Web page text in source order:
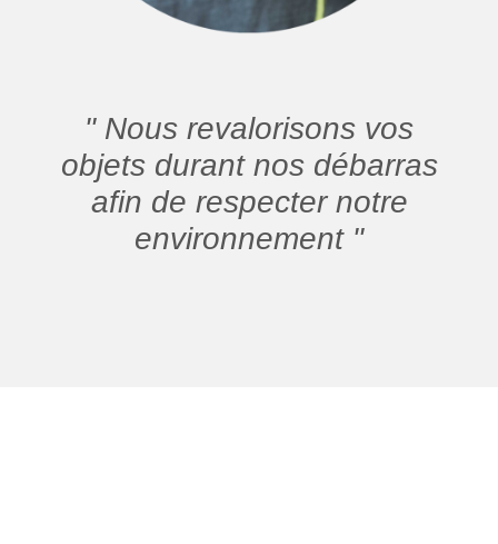
" Nous revalorisons vos
objets durant nos débarras
afin de respecter notre
environnement "